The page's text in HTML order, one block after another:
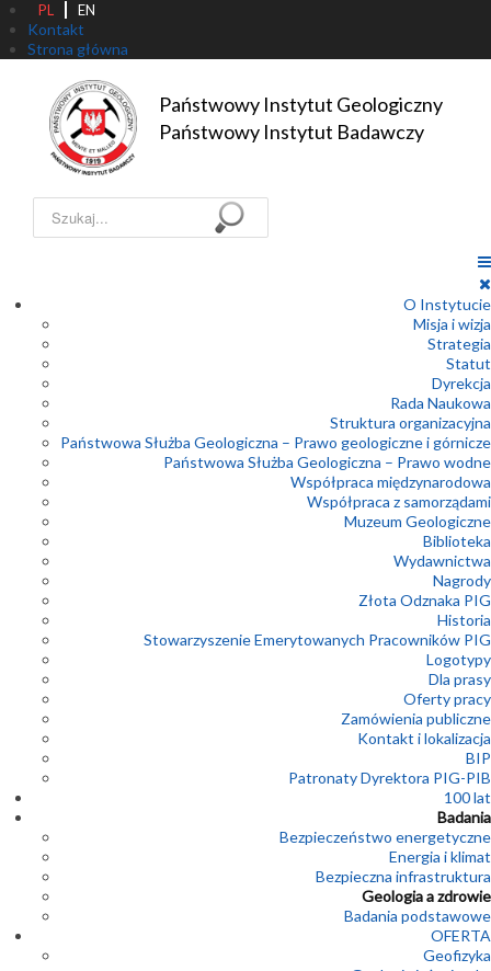
PL EN
Kontakt
Strona główna
Państwowy Instytut Geologiczny
Państwowy Instytut Badawczy
Szukaj...
O Instytucie
Misja i wizja
Strategia
Statut
Dyrekcja
Rada Naukowa
Struktura organizacyjna
Państwowa Służba Geologiczna – Prawo geologiczne i górnicze
Państwowa Służba Geologiczna – Prawo wodne
Współpraca międzynarodowa
Współpraca z samorządami
Muzeum Geologiczne
Biblioteka
Wydawnictwa
Nagrody
Złota Odznaka PIG
Historia
Stowarzyszenie Emerytowanych Pracowników PIG
Logotypy
Dla prasy
Oferty pracy
Zamówienia publiczne
Kontakt i lokalizacja
BIP
Patronaty Dyrektora PIG-PIB
100 lat
Badania
Bezpieczeństwo energetyczne
Energia i klimat
Bezpieczna infrastruktura
Geologia a zdrowie
Badania podstawowe
OFERTA
Geofizyka